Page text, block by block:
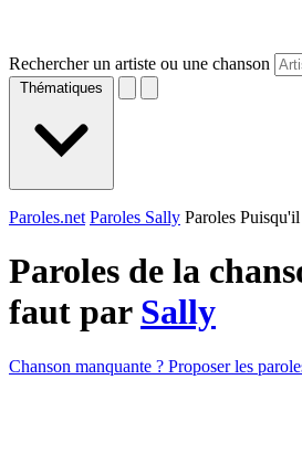
Rechercher un artiste ou une chanson
Thématiques
Paroles.net Paroles Sally Paroles
Paroles de la
faut par Sally
Chanson manquante ? Proposer les